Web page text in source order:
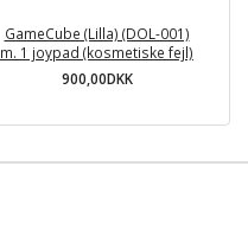
GameCube (Lilla) (DOL-001)
m. 1 joypad (kosmetiske fejl)
900,00DKK